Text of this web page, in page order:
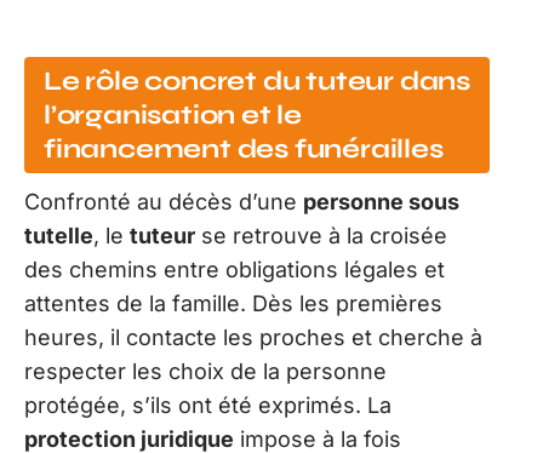
Le rôle concret du tuteur dans
l’organisation et le
financement des funérailles
Confronté au décès d’une personne sous
tutelle, le tuteur se retrouve à la croisée
des chemins entre obligations légales et
attentes de la famille. Dès les premières
heures, il contacte les proches et cherche à
respecter les choix de la personne
protégée, s’ils ont été exprimés. La
protection juridique impose à la fois